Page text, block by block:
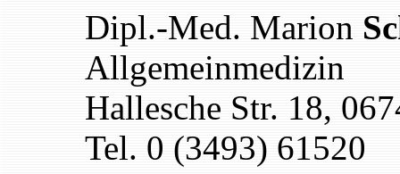
Dipl.-Med. Marion
Allgemeinmedizin
Hallesche Str. 18,
Tel. 0 (3493) 61520